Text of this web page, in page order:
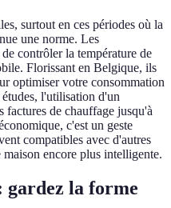
surtout en ces périodes où la
une norme. Les
contrôler la température de
Florissant en Belgique, ils
optimiser votre consommation
études, l'utilisation d'un
factures de chauffage jusqu'à
c'est un geste
compatibles avec d'autres
encore plus intelligente.
gardez la forme